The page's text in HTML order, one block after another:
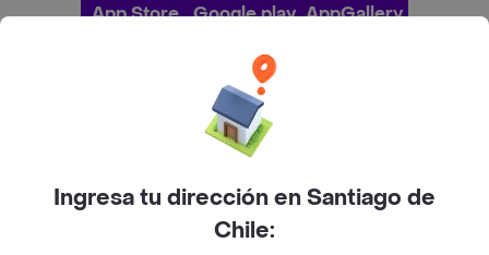
App Store Google play AppGallery
Pide tu comida favorita cerca de ti
Categorías
Ingresa tu dirección en Santiago de
Chile: